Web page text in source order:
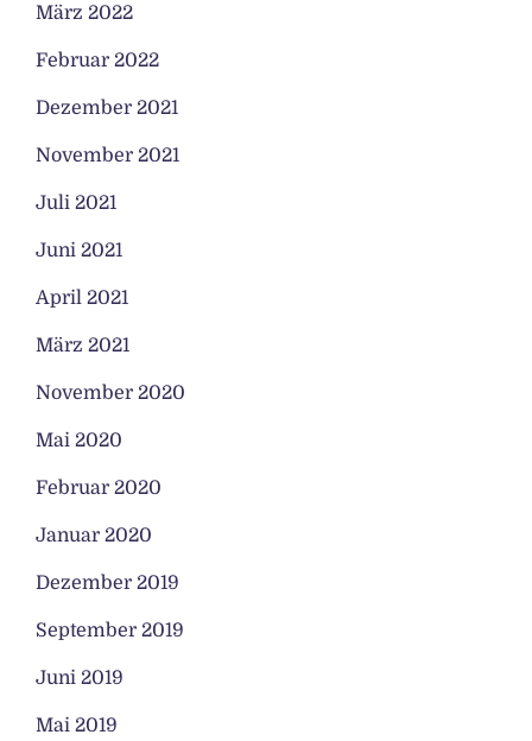
März 2022
Februar 2022
Dezember 2021
November 2021
Juli 2021
Juni 2021
April 2021
März 2021
November 2020
Mai 2020
Februar 2020
Januar 2020
Dezember 2019
September 2019
Juni 2019
Mai 2019